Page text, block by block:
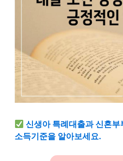
신생아 특례대출과 신혼부
소득기준을 알아보세요.